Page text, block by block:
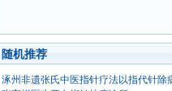
随机推荐
涿州非遗张氏中医指针疗法以指代针除